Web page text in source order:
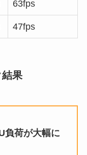
63fps
47fps
果
負荷が大幅に